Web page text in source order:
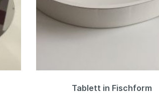
Tablett in Fischform